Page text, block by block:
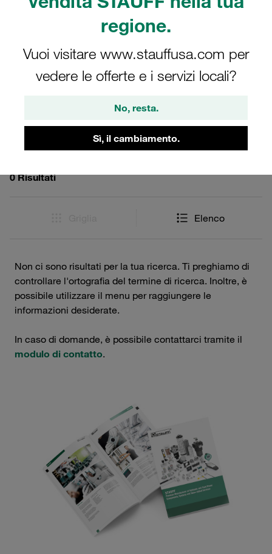
regione.
Vuoi visitare www.stauffusa.com per
vedere le offerte e i servizi locali?
No, resta.
Sì, il cambiamento.
assicurando un funzionamento ottimale e sicuro degli
Filtri / Ordinamento
Accessori per Innesti Rapidi
0 Risultati
Elenco
Non ci sono risultati per la tua ricerca. Ti preghiamo di
controllare l'ortografia del termine di ricerca. Inoltre, è
possibile utilizzare il menu per raggiungere le
informazioni desiderate.
In caso di domande, è possibile contattarci tramite il
modulo di contatto.